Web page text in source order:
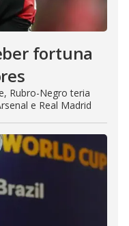
fortuna
Rubro-Negro teria
e Real Madrid